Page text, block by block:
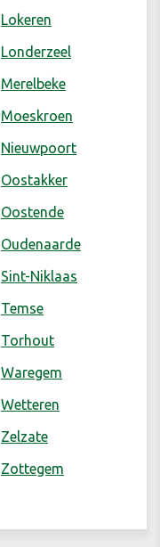
Lokeren
Londerzeel
Merelbeke
Moeskroen
Nieuwpoort
Oostakker
Oostende
Oudenaarde
Sint-Niklaas
Temse
Torhout
Waregem
Wetteren
Zelzate
Zottegem